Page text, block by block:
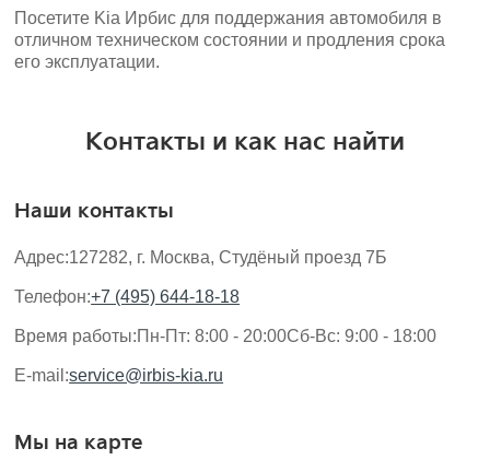
Посетите Kia Ирбис для поддержания автомобиля в
отличном техническом состоянии и продления срока
его эксплуатации.
Контакты и как нас найти
Наши контакты
Адрес:127282, г. Москва, Студёный проезд 7Б
Телефон:+7 (495) 644-18-18
Время работы:Пн-Пт: 8:00 - 20:00Сб-Вс: 9:00 - 18:00
E-mail:service@irbis-kia.ru
Мы на карте